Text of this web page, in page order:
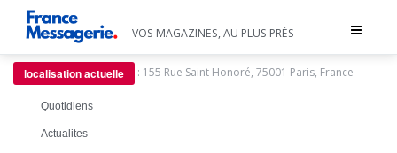
Toggle
VOS MAGAZINES, AU PLUS PRÈS
localisation actuelle : 155 Rue Saint Honoré, 75001 Paris, France
Quotidiens
Actualites